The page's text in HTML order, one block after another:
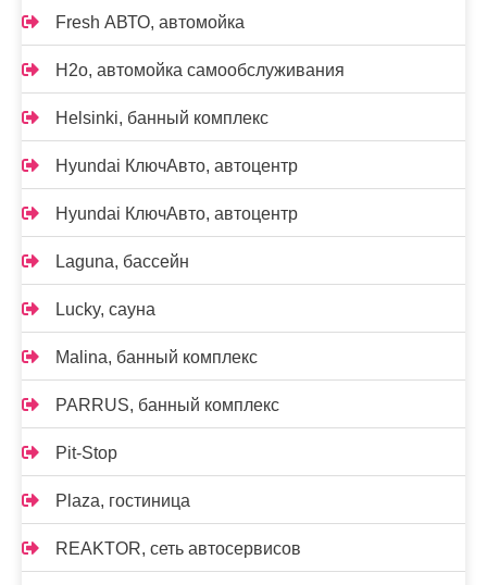
Fresh АВТО, автомойка
H2o, автомойка самообслуживания
Helsinki, банный комплекс
Hyundai КлючАвто, автоцентр
Hyundai КлючАвто, автоцентр
Laguna, бассейн
Lucky, сауна
Malina, банный комплекс
PARRUS, банный комплекс
Pit-Stop
Plaza, гостиница
REAKTOR, сеть автосервисов